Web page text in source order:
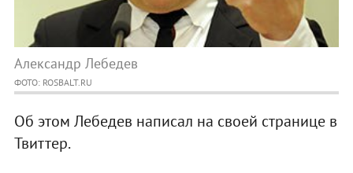
Александр Лебедев
ФОТО: ROSBALT.RU
Об этом Лебедев написал на своей странице в
Твиттер.